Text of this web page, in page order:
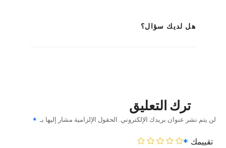
هل لديك سؤال؟
ترك التعليق
لن يتم نشر عنوان بريدك الإلكتروني. الحقول الإلزامية مشار إليها بـ
تقييمك